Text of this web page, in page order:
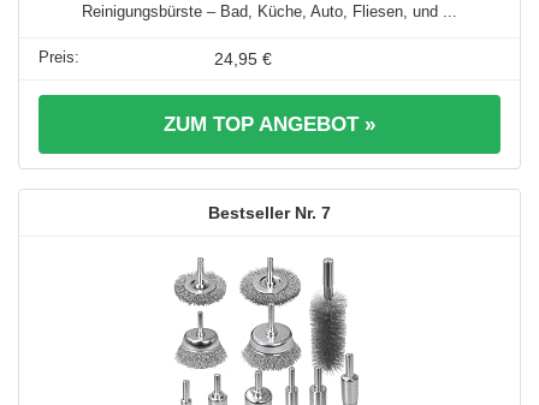
Reinigungsbürste – Bad, Küche, Auto, Fliesen, und ...
24,95 €
ZUM TOP ANGEBOT »
7